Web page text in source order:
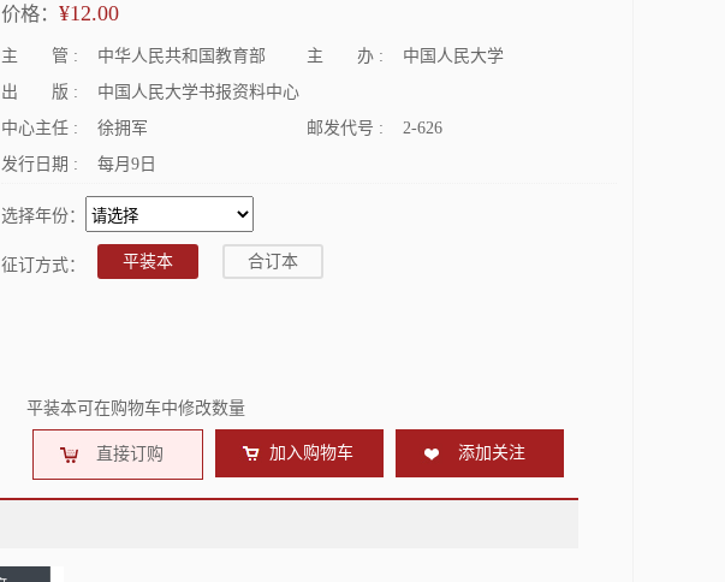
价格： ¥12.00
主 管 : 中华人民共和国教育部 主 办 :
中国人民大学
出 版 :
中国人民大学书报资料中心
中心主任 :
徐拥军 邮发代号 :
2-626
发行日期 :
每月9日
选择年份：
征订方式： 平装本 合订本
平装本可在购物车中修改数量
直接订购 加入购物车 添加关注